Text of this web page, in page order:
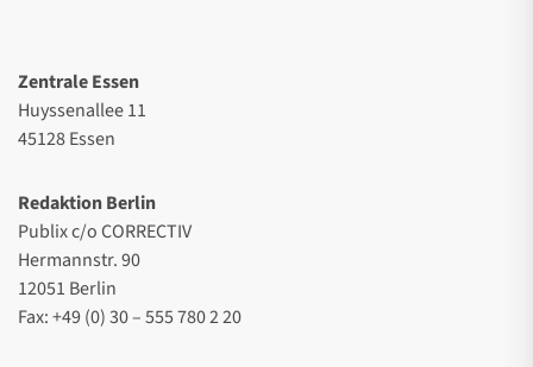
Zentrale Essen
Huyssenallee 11
45128 Essen
Redaktion Berlin
Publix c/o CORRECTIV
Hermannstr. 90
12051 Berlin
Fax: +49 (0) 30 – 555 780 2 20